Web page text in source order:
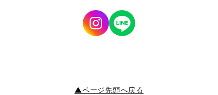
▲ページ先頭へ戻る